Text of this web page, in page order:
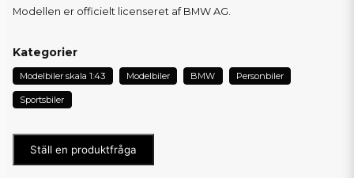
Modellen er officielt licenseret af BMW AG.
Kategorier
Modelbiler skala 1:43 Modelbiler BMW Personbiler
Sportsbiler
Ställ en produktfråga